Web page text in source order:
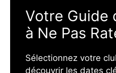
Votre Guide
à Ne Pas
Sélectionnez votre
découvrir les dates